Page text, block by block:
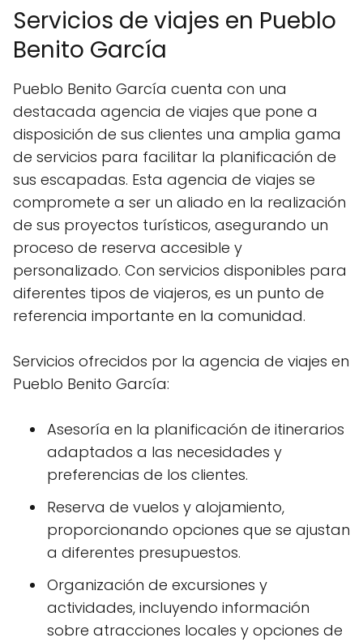
Servicios de viajes en Pueblo
Benito García
Pueblo Benito García cuenta con una
destacada agencia de viajes que pone a
disposición de sus clientes una amplia gama
de servicios para facilitar la planificación de
sus escapadas. Esta agencia de viajes se
compromete a ser un aliado en la realización
de sus proyectos turísticos, asegurando un
proceso de reserva accesible y
personalizado. Con servicios disponibles para
diferentes tipos de viajeros, es un punto de
referencia importante en la comunidad.
Servicios ofrecidos por la agencia de viajes en
Pueblo Benito García:
Asesoría en la planificación de itinerarios
adaptados a las necesidades y
preferencias de los clientes.
Reserva de vuelos y alojamiento,
proporcionando opciones que se ajustan
a diferentes presupuestos.
Organización de excursiones y
actividades, incluyendo información
sobre atracciones locales y opciones de